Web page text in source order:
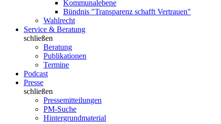
Kommunalebene
Bündnis "Transparenz schafft Vertrauen"
Wahlrecht
Service & Beratung
schließen
Beratung
Publikationen
Termine
Podcast
Presse
schließen
Pressemitteilungen
PM-Suche
Hintergrundmaterial